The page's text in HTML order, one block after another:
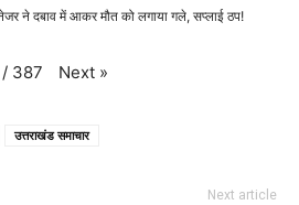
ने दबाव में आकर मौत को लगाया गले, सप्लाई ठप!
/ 387 Next »
उत्तराखंड समाचार
Next article